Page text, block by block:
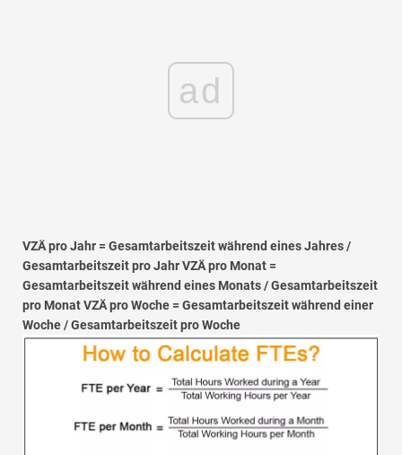
ad
VZÄ pro Jahr = Gesamtarbeitszeit während eines Jahres /
Gesamtarbeitszeit pro Jahr VZÄ pro Monat =
Gesamtarbeitszeit während eines Monats / Gesamtarbeitszeit
pro Monat VZÄ pro Woche = Gesamtarbeitszeit während einer
Woche / Gesamtarbeitszeit pro Woche